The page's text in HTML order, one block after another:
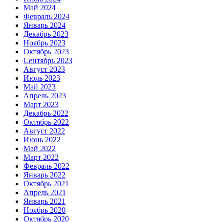
Май 2024
Февраль 2024
Январь 2024
Декабрь 2023
Ноябрь 2023
Октябрь 2023
Сентябрь 2023
Август 2023
Июль 2023
Май 2023
Апрель 2023
Март 2023
Декабрь 2022
Октябрь 2022
Август 2022
Июнь 2022
Май 2022
Март 2022
Февраль 2022
Январь 2022
Октябрь 2021
Апрель 2021
Январь 2021
Ноябрь 2020
Октябрь 2020